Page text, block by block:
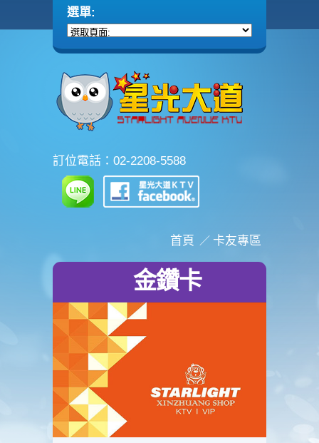
訂位電話：02-2208-5588
首頁 卡友專區
金鑽卡